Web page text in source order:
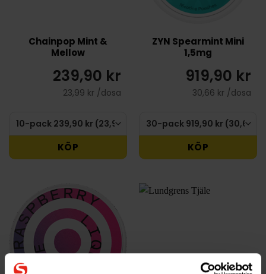
Chainpop Mint &
Mellow
239,90 kr
23,99 kr /dosa
KÖP
ZYN Spearmint Mini
1,5mg
919,90 kr
30,66 kr /dosa
KÖP